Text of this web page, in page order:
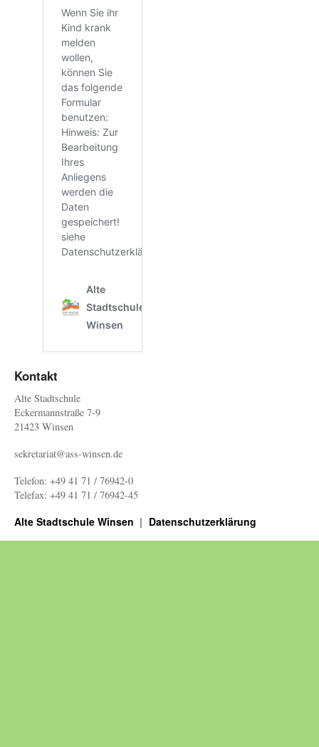
Kontakt
Alte Stadtschule
Eckermannstraße 7-9
21423 Winsen
sekretariat@ass-winsen.de
Telefon: +49 41 71 / 76942-0
Telefax: +49 41 71 / 76942-45
Alte Stadtschule Winsen Datenschutzerklärung